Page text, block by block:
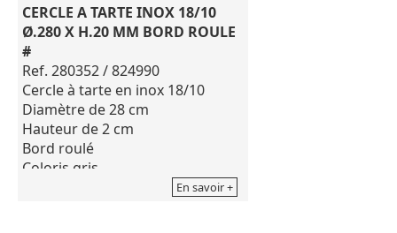
CERCLE A TARTE INOX 18/10
Ø.280 X H.20 MM BORD ROULE
#
Ref. 280352 / 824990
Cercle à tarte en inox 18/10
Diamètre de 28 cm
Hauteur de 2 cm
Bord roulé
Coloris gris
En savoir +